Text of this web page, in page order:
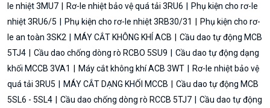
le nhiệt 3MU7
Rơ-le nhiệt bảo vệ quá tải 3RU6
Phụ kiện cho rơ-le
nhiệt 3RU6/5
Phụ kiện cho rơ-le nhiệt 3RB30/31
Phụ kiện cho rơ-
le an toàn 3SK2
MÁY CẮT KHÔNG KHÍ ACB
Cầu dao tự động MCB
5TJ4
Cầu dao chống dòng rò RCBO 5SU9
Cầu dao tự động dạng
khối MCCB 3VA1
Máy cắt không khí ACB 3WT
Rơ-le nhiệt bảo vệ
quá tải 3RU5
MÁY CẮT DẠNG KHỐI MCCB
Cầu dao tự động MCB
5SL6 - 5SL4
Cầu dao chống dòng rò RCCB 5TJ7
Cầu dao tự động